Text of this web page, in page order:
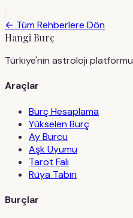
← Tüm Rehberlere Dön
Hangi Burç
Türkiye'nin astroloji platformu
Araçlar
Burç Hesaplama
Yükselen Burç
Ay Burcu
Aşk Uyumu
Tarot Falı
Rüya Tabiri
Burçlar